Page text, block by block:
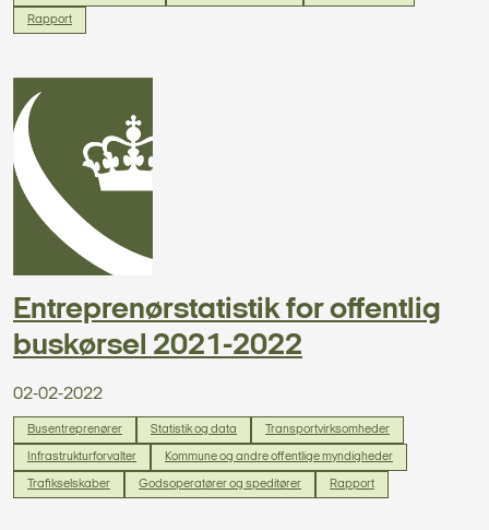
Rapport
Entreprenørstatistik for offentlig
buskørsel 2021-2022
02-02-2022
Busentreprenører Statistik og data Transportvirksomheder
Infrastrukturforvalter Kommune og andre offentlige myndigheder
Trafikselskaber Godsoperatører og speditører Rapport